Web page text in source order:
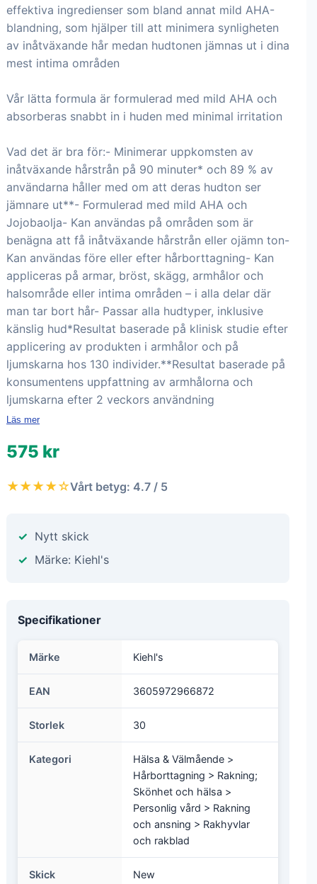
effektiva ingredienser som bland annat mild AHA-
blandning, som hjälper till att minimera synligheten
av inåtväxande hår medan hudtonen jämnas ut i dina
mest intima områden
Vår lätta formula är formulerad med mild AHA och
absorberas snabbt in i huden med minimal irritation
Vad det är bra för:- Minimerar uppkomsten av
inåtväxande hårstrån på 90 minuter* och 89 % av
användarna håller med om att deras hudton ser
jämnare ut**- Formulerad med mild AHA och
Jojobaolja- Kan användas på områden som är
benägna att få inåtväxande hårstrån eller ojämn ton-
Kan användas före eller efter hårborttagning- Kan
appliceras på armar, bröst, skägg, armhålor och
halsområde eller intima områden – i alla delar där
man tar bort hår- Passar alla hudtyper, inklusive
känslig hud*Resultat baserade på klinisk studie efter
applicering av produkten i armhålor och på
ljumskarna hos 130 individer.**Resultat baserade på
konsumentens uppfattning av armhålorna och
ljumskarna efter 2 veckors användning
Läs mer
575 kr
★★★★☆Vårt betyg: 4.7 / 5
Nytt skick
Märke: Kiehl's
Specifikationer
Märke Kiehl's
EAN 3605972966872
Storlek 30
Kategori
Hälsa & Välmående >
Hårborttagning > Rakning;
Skönhet och hälsa >
Personlig vård > Rakning
och ansning > Rakhyvlar
och rakblad
Skick New